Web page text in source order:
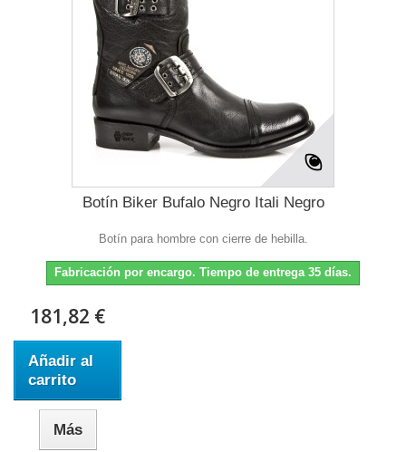
Botín Biker Bufalo Negro Itali Negro
Botín para hombre con cierre de hebilla.
Fabricación por encargo. Tiempo de entrega 35 días.
181,82 €
Añadir al
carrito
Más